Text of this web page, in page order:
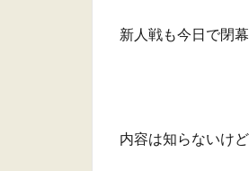
新人戦も今日で閉幕
内容は知らないけ